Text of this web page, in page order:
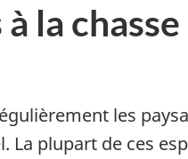
la
les
plupart de ces